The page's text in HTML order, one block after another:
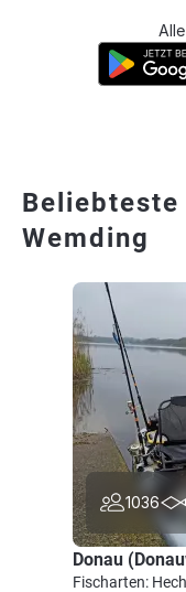
Beliebteste
Wemding
1036
Donau
Fischarten: